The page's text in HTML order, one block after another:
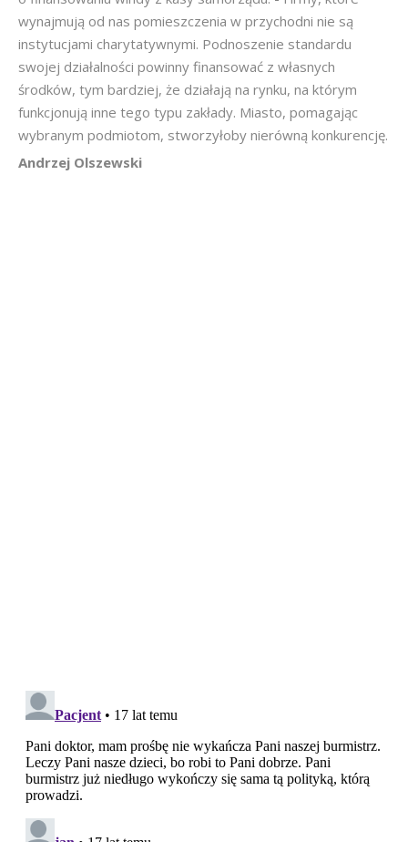
wynajmują od nas pomieszczenia w przychodni nie są
instytucjami charytatywnymi. Podnoszenie standardu
swojej działalności powinny finansować z własnych
środków, tym bardziej, że działają na rynku, na którym
funkcjonują inne tego typu zakłady. Miasto, pomagając
wybranym podmiotom, stworzyłoby nierówną konkurencję.
Andrzej Olszewski